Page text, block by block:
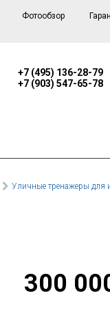
Фотообзор
+7 (495) 136-28-79
+7 (903) 547-65-78
Уличные тренажеры для
300